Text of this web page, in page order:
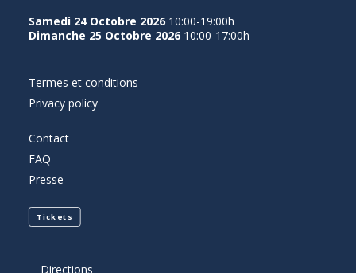
Samedi 24 Octobre 2026 10:00-19:00h
Dimanche 25 Octobre 2026 10:00-17:00h
Termes et conditions
Privacy policy
Contact
FAQ
Presse
Tickets
Directions